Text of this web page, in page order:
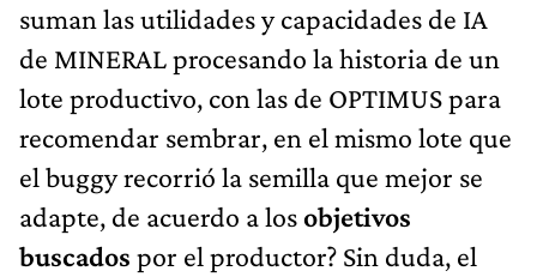
suman las utilidades y capacidades de IA
de MINERAL procesando la historia de un
lote productivo, con las de OPTIMUS para
recomendar sembrar, en el mismo lote que
el buggy recorrió la semilla que mejor se
adapte, de acuerdo a losobjetivos
buscados por el productor? Sin duda, el